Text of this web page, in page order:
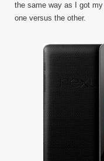
the same way as I got my
one versus the other.